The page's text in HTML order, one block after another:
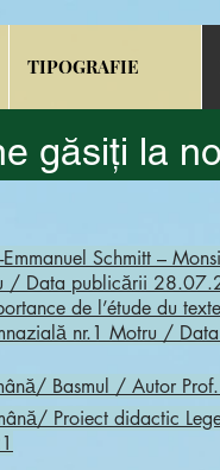
TIPOGRAFIE
găsiți la
Schmitt –
/ Data publicării
de l’étude du
nr.1 Motru /
Basmul / Autor
Proiect didactic